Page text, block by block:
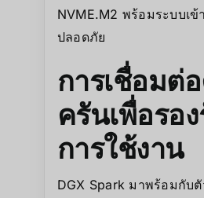
NVME.M2 พร้อมระบบเข้
ปลอดภัย
การเชื่อมต่
ครันเพื่อรอ
การใช้งาน
DGX Spark มาพร้อมกับตั